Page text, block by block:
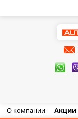
О компании Акции